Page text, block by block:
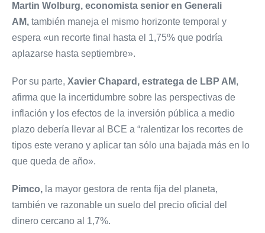
Martin Wolburg, economista senior en Generali
AM, también maneja el mismo horizonte temporal y
espera «un recorte final hasta el 1,75% que podría
aplazarse hasta septiembre».
Por su parte, Xavier Chapard, estratega de LBP AM,
afirma que la incertidumbre sobre las perspectivas de
inflación y los efectos de la inversión pública a medio
plazo debería llevar al BCE a “ralentizar los recortes de
tipos este verano y aplicar tan sólo una bajada más en lo
que queda de año».
Pimco, la mayor gestora de renta fija del planeta,
también ve razonable un suelo del precio oficial del
dinero cercano al 1,7%.